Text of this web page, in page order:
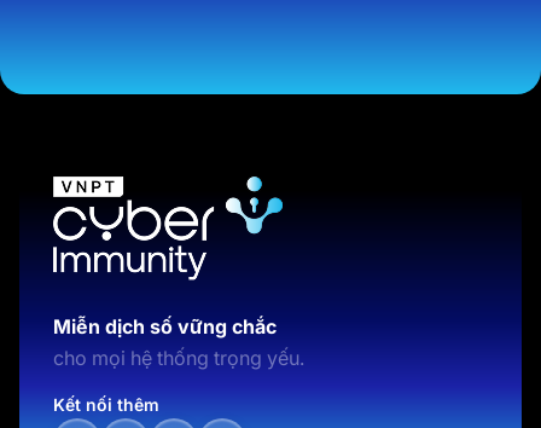
Miễn dịch số vững chắc
cho mọi hệ thống trọng yếu.
Kết nối thêm